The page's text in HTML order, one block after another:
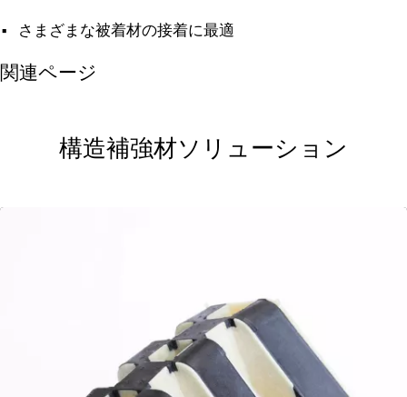
さまざまな被着材の接着に最適
関連ページ
構造補強材ソリューション